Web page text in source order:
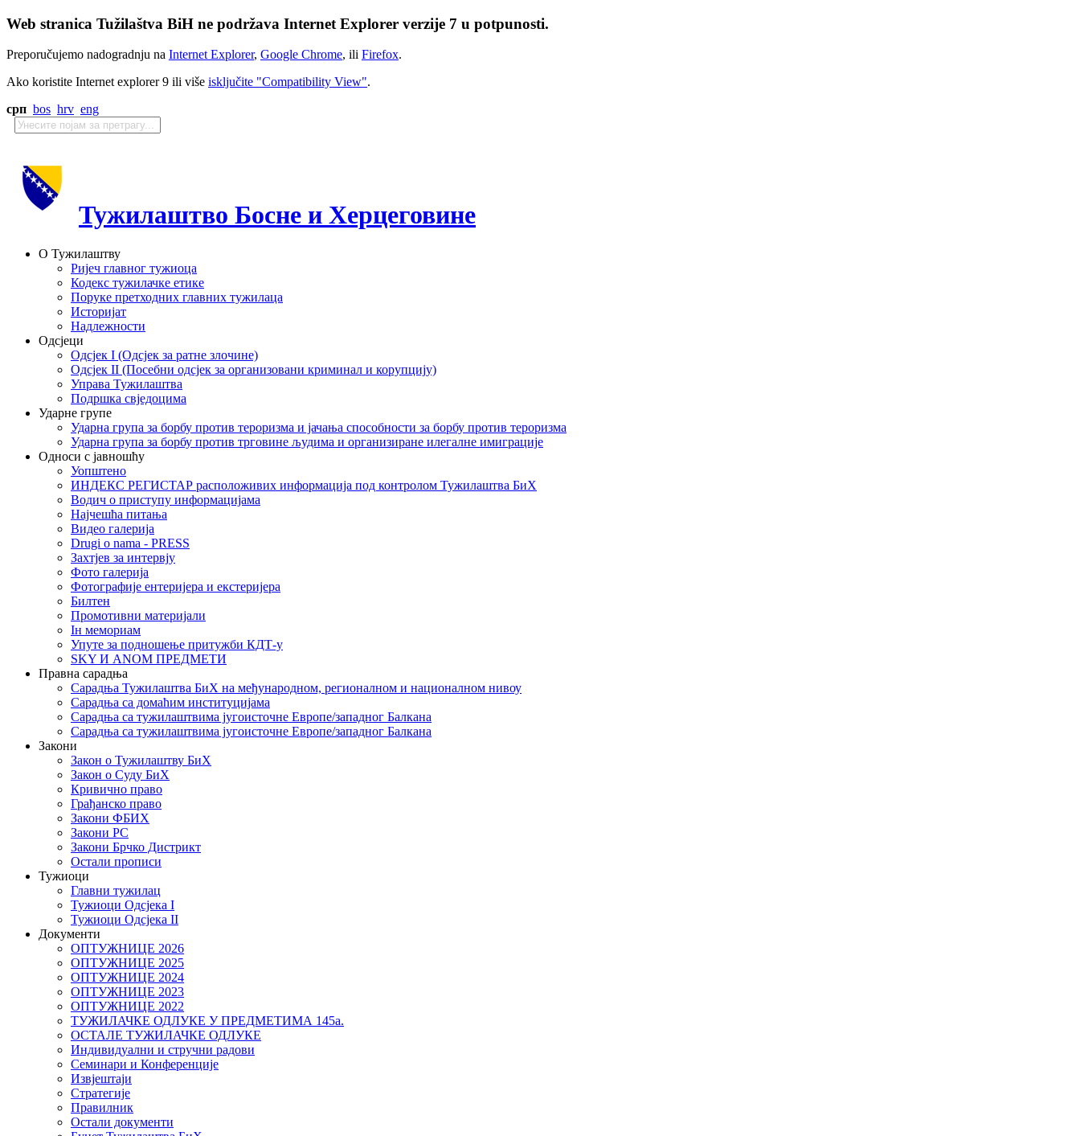
Web stranica Tužilaštva BiH ne podržava Internet Explorer verzije 7 u potpunosti.
Preporučujemo nadogradnju na Internet Explorer, Google Chrome, ili Firefox.
Ako koristite Internet explorer 9 ili više isključite "Compatibility View".
срп bos hrv eng
Тужилаштво Босне и Херцеговине
О Тужилаштву
Ријеч главног тужиоца
Кодекс тужилачке етике
Поруке претходних главних тужилаца
Историјат
Надлежности
Одсјеци
Одсјек I (Одсјек за ратне злочине)
Одсјек II (Посебни одсјек за организовани криминал и корупцију)
Управа Тужилаштва
Подршка свједоцима
Ударне групе
Ударна група за борбу против тероризма и јачања способности за борбу против тероризма
Ударна група за борбу против трговине људима и организиране илегалне имиграције
Односи с јавношћу
Уопштено
ИНДЕКС РЕГИСТАР расположивих информација под контролом Тужилаштва БиХ
Водич о приступу информацијама
Најчешћа питања
Видео галерија
Drugi o nama - PRESS
Захтјев за интервју
Фото галерија
Фотографије ентеријера и екстеријера
Билтен
Промотивни материјали
Iн мемориам
Упуте за подношење притужби КДТ-у
SKY И ANOM ПРЕДМЕТИ
Правна сарадња
Сарадња Тужилаштва БиХ на међународном, регионалном и националном нивоу
Сарадња са домаћим институцијама
Сарадња са тужилаштвима југоисточне Европе/западног Балкана
Сарадња са тужилаштвима југоисточне Европе/западног Балкана
Закони
Закон о Тужилаштву БиХ
Закон о Суду БиХ
Кривично право
Грађанско право
Закони ФБИХ
Закони РС
Закони Брчко Дистрикт
Остали прописи
Тужиоци
Главни тужилац
Тужиоци Oдсјекa I
Тужиоци Oдсјекa II
Документи
ОПТУЖНИЦЕ 2026
ОПТУЖНИЦЕ 2025
ОПТУЖНИЦЕ 2024
ОПТУЖНИЦЕ 2023
ОПТУЖНИЦЕ 2022
ТУЖИЛАЧКЕ ОДЛУКЕ У ПРЕДМЕТИМА 145а.
ОСТАЛЕ ТУЖИЛАЧКЕ ОДЛУКЕ
Индивидуални и стручни радови
Семинари и Конференције
Извјештаји
Стратегије
Правилник
Остали документи